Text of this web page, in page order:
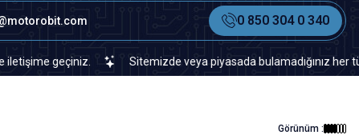
0 850 304 0 340
geçiniz. Sitemizde veya piyasada bulamadığınız her türlü
Görünüm :